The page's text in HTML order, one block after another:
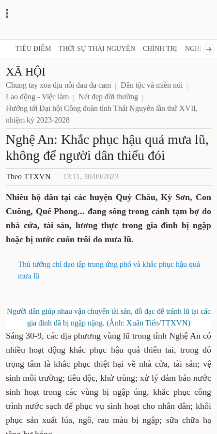
TIÊU ĐIỂM THỜI SỰ THÁI NGUYÊN CHÍNH TRỊ NGHỊ
XÃ HỘI
Chung tay xoa dịu nỗi đau da cam
Dân tộc và miền núi
Lao động - Việc làm
Nét đẹp đời thường
Hướng tới Đại hội Công đoàn tỉnh Thái Nguyên lần thứ XVII,
nhiệm kỳ 2023-2028
Nghệ An: Khắc phục hậu quả mưa lũ,
không để người dân thiếu đói
Theo TTXVN 13:11, 30/09/2023
Nhiều hộ dân tại các huyện Quỳ Châu, Kỳ Sơn, Con
Cuông, Quế Phong... đang sống trong cảnh tạm bợ do
nhà cửa, tài sản, lương thực trong gia đình bị ngập
hoặc bị nước cuốn trôi do mưa lũ.
Thủ tướng chỉ đạo tập trung ứng phó và khắc phục hậu quả
mưa lũ
Người dân giúp nhau vận chuyển tài sản, đồ đạc để tránh lũ tại các
gia đình đã bị ngập nặng. (Ảnh: Xuân Tiến/TTXVN)
Sáng 30-9, các địa phương vùng lũ trong tỉnh Nghệ An có
nhiều hoạt động khắc phục hậu quả thiên tai, trong đó
trọng tâm là khắc phục thiệt hại về nhà cửa, tài sản; vệ
sinh môi trường; tiêu độc, khử trùng; xử lý đảm bảo nước
sinh hoạt trong các vùng bị ngập úng, khắc phục công
trình nước sạch để phục vụ sinh hoạt cho nhân dân; khôi
phục sản xuất lúa, ngô, rau màu bị ngập; sữa chữa hạ